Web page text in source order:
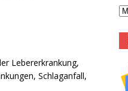
Lebererkrankung,
Schlaganfall,